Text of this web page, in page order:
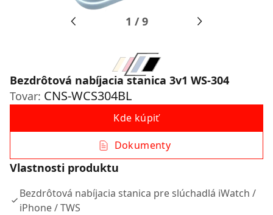
1 /9
Bezdrôtová nabíjacia stanica 3v1 WS-304
Tovar: CNS-WCS304BL
Kde kúpiť
Dokumenty
Vlastnosti produktu
Bezdrôtová nabíjacia stanica pre slúchadlá iWatch /
iPhone / TWS